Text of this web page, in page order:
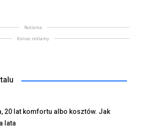
Reklama
Koniec reklamy
20 lat komfortu albo kosztów. Jak
lata